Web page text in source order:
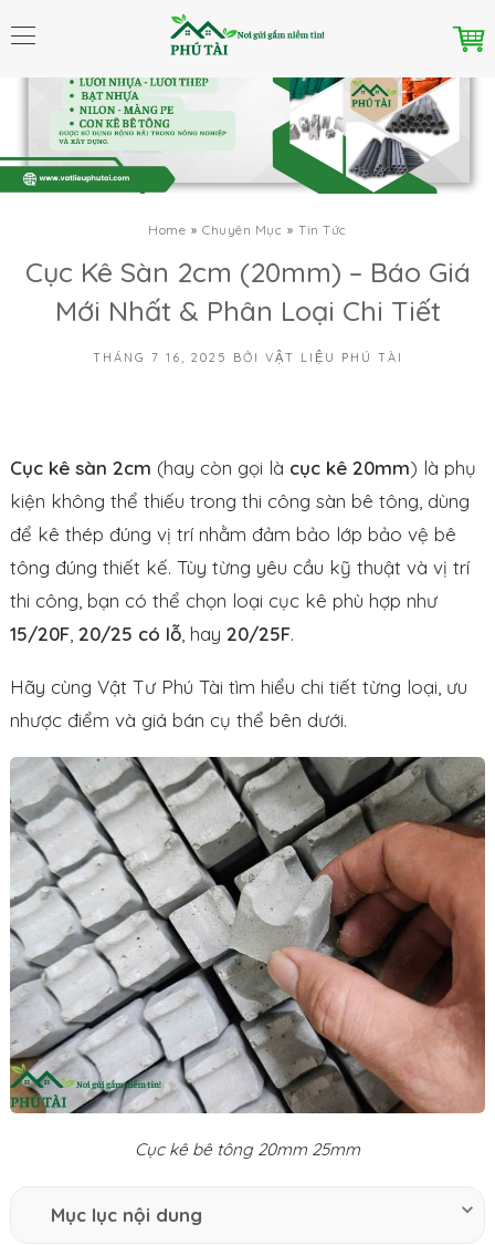
Home Chuyên Mục Tin Tức
Cục Kê Sàn 2cm (20mm) – Báo Giá
Mới Nhất & Phân Loại Chi Tiết
THÁNG 7 16, 2025 BỞI VẬT LIỆU PHÚ TÀI
Cục kê sàn 2cm (hay còn gọi là cục kê 20mm) là phụ
kiện không thể thiếu trong thi công sàn bê tông, dùng
để kê thép đúng vị trí nhằm đảm bảo lớp bảo vệ bê
tông đúng thiết kế. Tùy từng yêu cầu kỹ thuật và vị trí
thi công, bạn có thể chọn loại cục kê phù hợp như
15/20F 20/25 có lỗ , hay 20/25F.
Hãy cùng Vật Tư Phú Tài tìm hiểu chi tiết từng loại, ưu
nhược điểm và giá bán cụ thể bên dưới.
Cục kê bê tông 20mm 25mm
Mục lục nội dung